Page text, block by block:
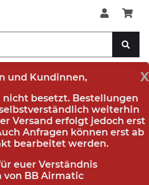
x
und Kundinnen,
nicht besetzt. Bestellungen
weiterhin
Versand erfolgt jedoch erst
Anfragen können erst ab
bearbeitet werden.
euer Verständnis
von BB Airmatic